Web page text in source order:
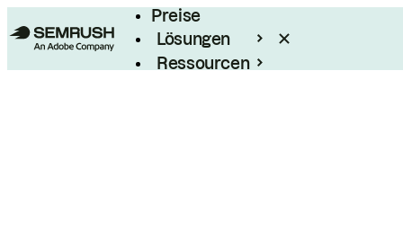
Preise
Lösungen
Ressourcen